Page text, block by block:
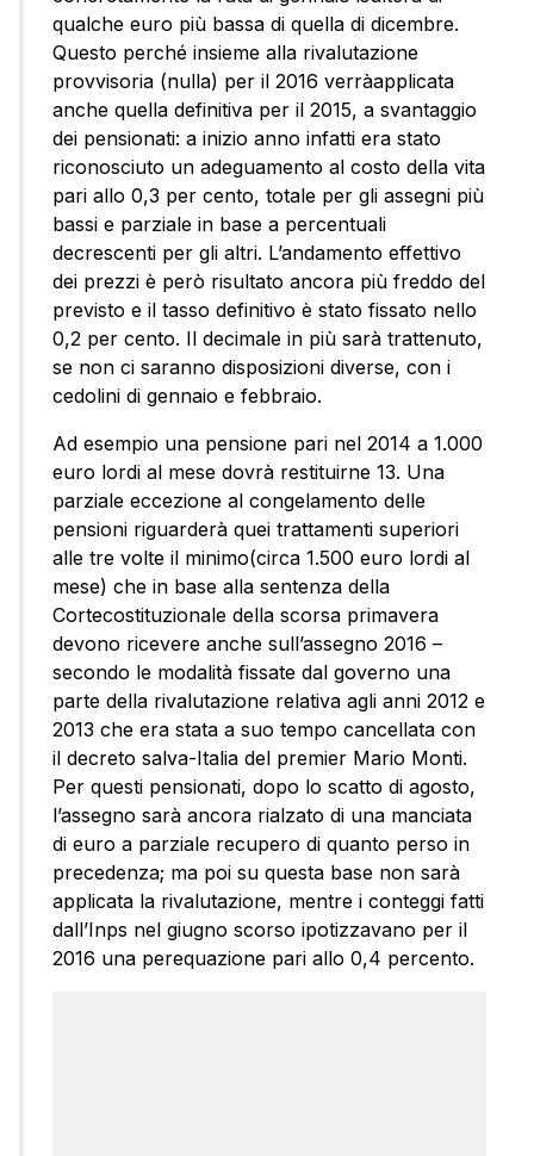
qualche euro più bassa di quella di dicembre.
Questo perché insieme alla rivalutazione
provvisoria (nulla) per il 2016 verràapplicata
anche quella definitiva per il 2015, a svantaggio
dei pensionati: a inizio anno infatti era stato
riconosciuto un adeguamento al costo della vita
pari allo 0,3 per cento, totale per gli assegni più
bassi e parziale in base a percentuali
decrescenti per gli altri. L’andamento effettivo
dei prezzi è però risultato ancora più freddo del
previsto e il tasso definitivo è stato fissato nello
0,2 per cento. Il decimale in più sarà trattenuto,
se non ci saranno disposizioni diverse, con i
cedolini di gennaio e febbraio.
Ad esempio una pensione pari nel 2014 a 1.000
euro lordi al mese dovrà restituirne 13. Una
parziale eccezione al congelamento delle
pensioni riguarderà quei trattamenti superiori
alle tre volte il minimo(circa 1.500 euro lordi al
mese) che in base alla sentenza della
Cortecostituzionale della scorsa primavera
devono ricevere anche sull’assegno 2016 –
secondo le modalità fissate dal governo una
parte della rivalutazione relativa agli anni 2012 e
2013 che era stata a suo tempo cancellata con
il decreto salva-Italia del premier Mario Monti.
Per questi pensionati, dopo lo scatto di agosto,
l’assegno sarà ancora rialzato di una manciata
di euro a parziale recupero di quanto perso in
precedenza; ma poi su questa base non sarà
applicata la rivalutazione, mentre i conteggi fatti
dall’Inps nel giugno scorso ipotizzavano per il
2016 una perequazione pari allo 0,4 percento.